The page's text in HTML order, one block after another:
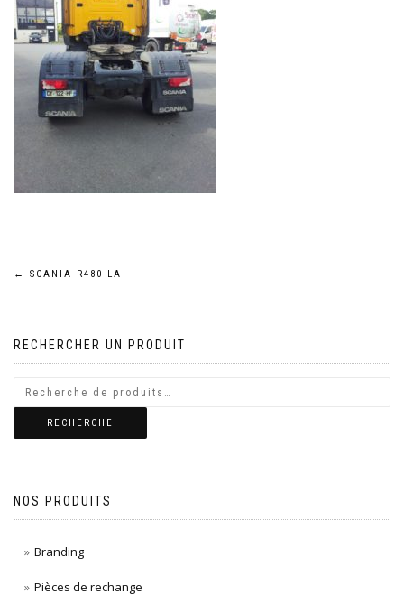
Navigation
l’article
← SCANIA R480 LA
RECHERCHER UN PRODUIT
RECHERCHE
NOS PRODUITS
Branding
Pièces de rechange